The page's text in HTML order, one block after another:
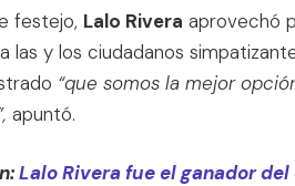
festejo, Lalo Rivera aprovechó
las y los ciudadanos
“que somos la mejor
apuntó.
Lalo Rivera fue el ganador